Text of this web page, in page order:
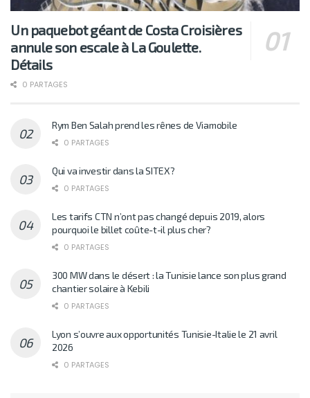
Un paquebot géant de Costa Croisières
annule son escale à La Goulette.
Détails
0 PARTAGES
Rym Ben Salah prend les rênes de Viamobile
0 PARTAGES
Qui va investir dans la SITEX?
0 PARTAGES
Les tarifs CTN n’ont pas changé depuis 2019, alors
pourquoi le billet coûte-t-il plus cher?
0 PARTAGES
300 MW dans le désert : la Tunisie lance son plus grand
chantier solaire à Kebili
0 PARTAGES
Lyon s’ouvre aux opportunités Tunisie-Italie le 21 avril
2026
0 PARTAGES